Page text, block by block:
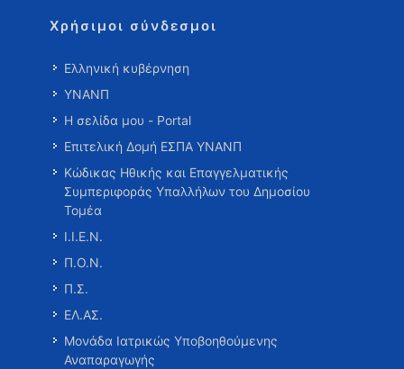
Χρήσιμοι σύνδεσμοι
Ελληνική κυβέρνηση
ΥΝΑΝΠ
Η σελίδα μου - Portal
Επιτελική Δομή ΕΣΠΑ ΥΝΑΝΠ
Κώδικας Ηθικής και Επαγγελματικής
Συμπεριφοράς Υπαλλήλων του Δημοσίου
Τομέα
Ι.Ι.Ε.Ν.
Π.Ο.Ν.
Π.Σ.
ΕΛ.ΑΣ.
Μονάδα Ιατρικώς Υποβοηθούμενης
Αναπαραγωγής